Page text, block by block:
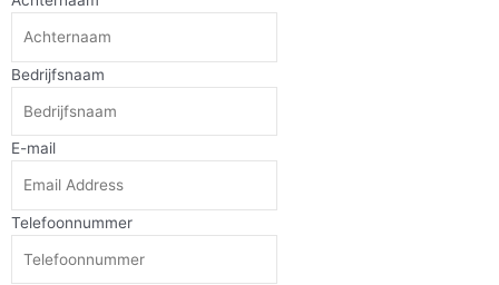
Bedrijfsnaam
E-mail
Telefoonnummer